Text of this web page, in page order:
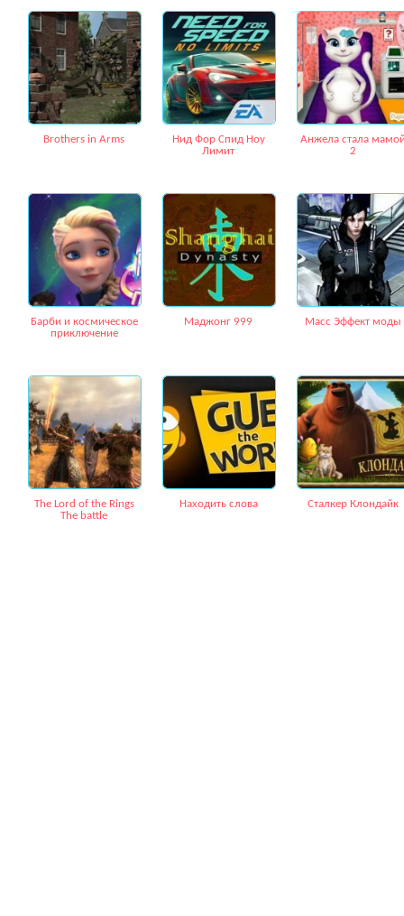
Brothers in Arms
Нид Фор Спид Ноу
Лимит
Анжела стала
2
Барби и космическое
приключение
Маджонг 999 Масс Эффект моды
The Lord of the Rings
The battle
Находить слова Сталкер Клондайк